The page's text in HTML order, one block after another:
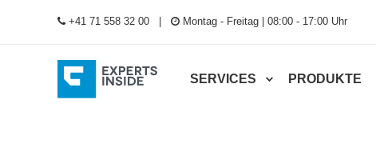
+41 71 558 32 00 Montag - Freitag | 08:00 - 17:00 Uhr
SERVICES PRODUKTE